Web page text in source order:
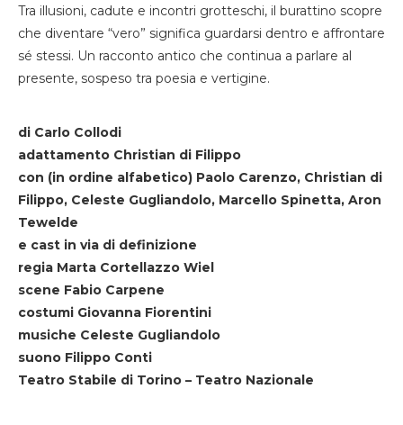
Tra illusioni, cadute e incontri grotteschi, il burattino scopre
che diventare “vero” significa guardarsi dentro e affrontare
sé stessi. Un racconto antico che continua a parlare al
presente, sospeso tra poesia e vertigine.
di Carlo Collodi
adattamento Christian di Filippo
con (in ordine alfabetico) Paolo Carenzo, Christian di
Filippo, Celeste Gugliandolo, Marcello Spinetta, Aron
Tewelde
e cast in via di definizione
regia Marta Cortellazzo Wiel
scene Fabio Carpene
costumi Giovanna Fiorentini
musiche Celeste Gugliandolo
suono Filippo Conti
Teatro Stabile di Torino – Teatro Nazionale